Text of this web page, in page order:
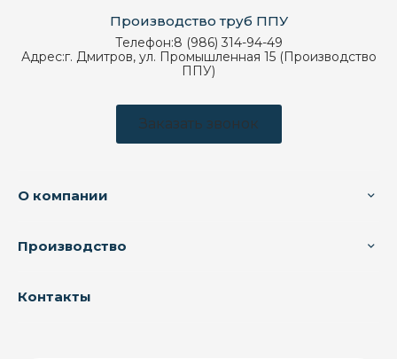
Производство труб ППУ
Телефон:8 (986) 314-94-49
Адрес:г. Дмитров, ул. Промышленная 15 (Производство
ППУ)
Заказать звонок
О компании
Производство
Контакты